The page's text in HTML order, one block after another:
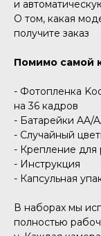
и
О том, какая
получите заказ
Помимо самой
- Фотопленка
на 36 кадров
- Батарейки AA/
- Случайный
- Крепление
- Инструкция
- Капсульная
В наборах мы
полностью